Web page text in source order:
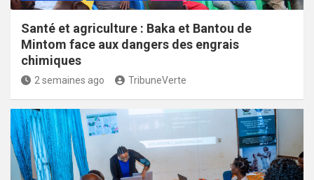
Santé et agriculture : Baka et Bantou de
Mintom face aux dangers des engrais
chimiques
2 semaines ago TribuneVerte